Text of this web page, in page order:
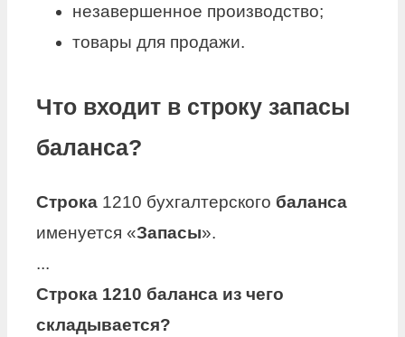
незавершенное производство;
товары для продажи.
Что входит в строку запасы
баланса?
Строка 1210 бухгалтерского баланса
именуется «Запасы».
...
Строка 1210 баланса из чего
складывается?